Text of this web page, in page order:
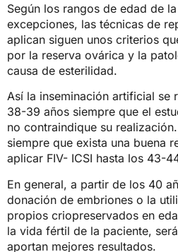
Según los rangos de edad de
excepciones, las técnicas de
aplican siguen unos criterios
por la reserva ovárica y la
causa de esterilidad.
Así la inseminación artificial se
38-39 años siempre que el
no contraindique su
siempre que exista una buena
aplicar FIV- ICSI hasta los 43-
En general, a partir de los 40
donación de embriones o la
propios criopreservados en
la vida fértil de la paciente,
aportan mejores resultados.